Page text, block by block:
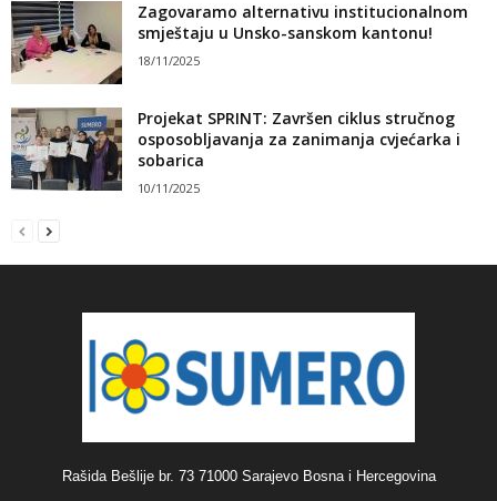
Zagovaramo alternativu institucionalnom
smještaju u Unsko-sanskom kantonu!
18/11/2025
Projekat SPRINT: Završen ciklus stručnog
osposobljavanja za zanimanja cvjećarka i
sobarica
10/11/2025
Rašida Bešlije br. 73 71000 Sarajevo Bosna i Hercegovina